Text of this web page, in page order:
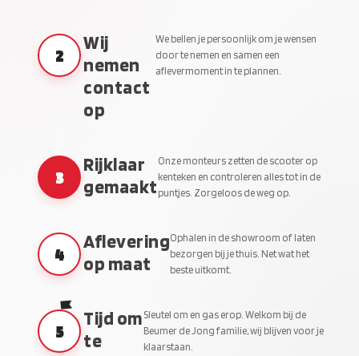
2
Wij
nemen
contact
op
We bellen je persoonlijk om je wensen
door te nemen en samen een
aflevermoment in te plannen.
3
Rijklaar
gemaakt
Onze monteurs zetten de scooter op
kenteken en controleren alles tot in de
puntjes. Zorgeloos de weg op.
4
Aflevering
op maat
Ophalen in de showroom of laten
bezorgen bij je thuis. Net wat het
beste uitkomt.
5
Tijd om
te
Sleutel om en gas erop. Welkom bij de
Beumer de Jong familie, wij blijven voor je
klaarstaan.